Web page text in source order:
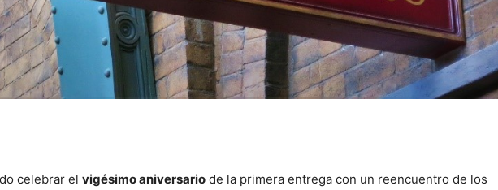
celebrar el vigésimo aniversario de la primera entrega con un reencuentro de los